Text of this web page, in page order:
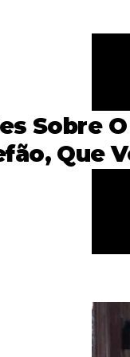
Sobre O
Que